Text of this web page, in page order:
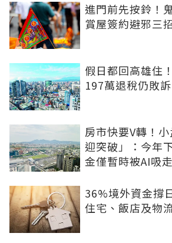
進門前先按鈴！
賞屋簽約避邪三
假日都回高雄住
197萬退稅仍敗訴
房市快要V轉！
迎突破」：今年
金僅暫時被AI吸走
36%境外資金撐
住宅、飯店及物